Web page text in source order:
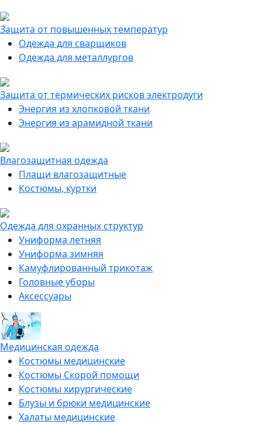
Защита от повышенных температур
Одежда для сварщиков
Одежда для металлургов
Защита от термических рисков электродуги
Энергия из хлопковой ткани
Энергия из арамидной ткани
Влагозащитная одежда
Плащи влагозащитные
Костюмы, куртки
Одежда для охранных структур
Униформа летняя
Униформа зимняя
Камуфлированный трикотаж
Головные уборы
Аксессуары
Медицинская одежда
Костюмы медицинские
Костюмы Скорой помощи
Костюмы хирургические
Блузы и брюки медицинские
Халаты медицинские